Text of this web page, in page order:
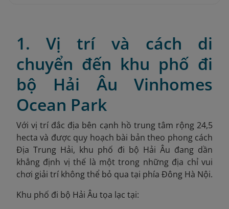
1. Vị trí và cách di
chuyển đến khu phố đi
bộ Hải Âu Vinhomes
Ocean Park
Với vị trí đắc địa bên cạnh hồ trung tâm rộng 24,5
hecta và được quy hoạch bài bản theo phong cách
Địa Trung Hải, khu phố đi bộ Hải Âu đang dần
khẳng định vị thế là một trong những địa chỉ vui
chơi giải trí không thể bỏ qua tại phía Đông Hà Nội.
Khu phố đi bộ Hải Âu tọa lạc tại: